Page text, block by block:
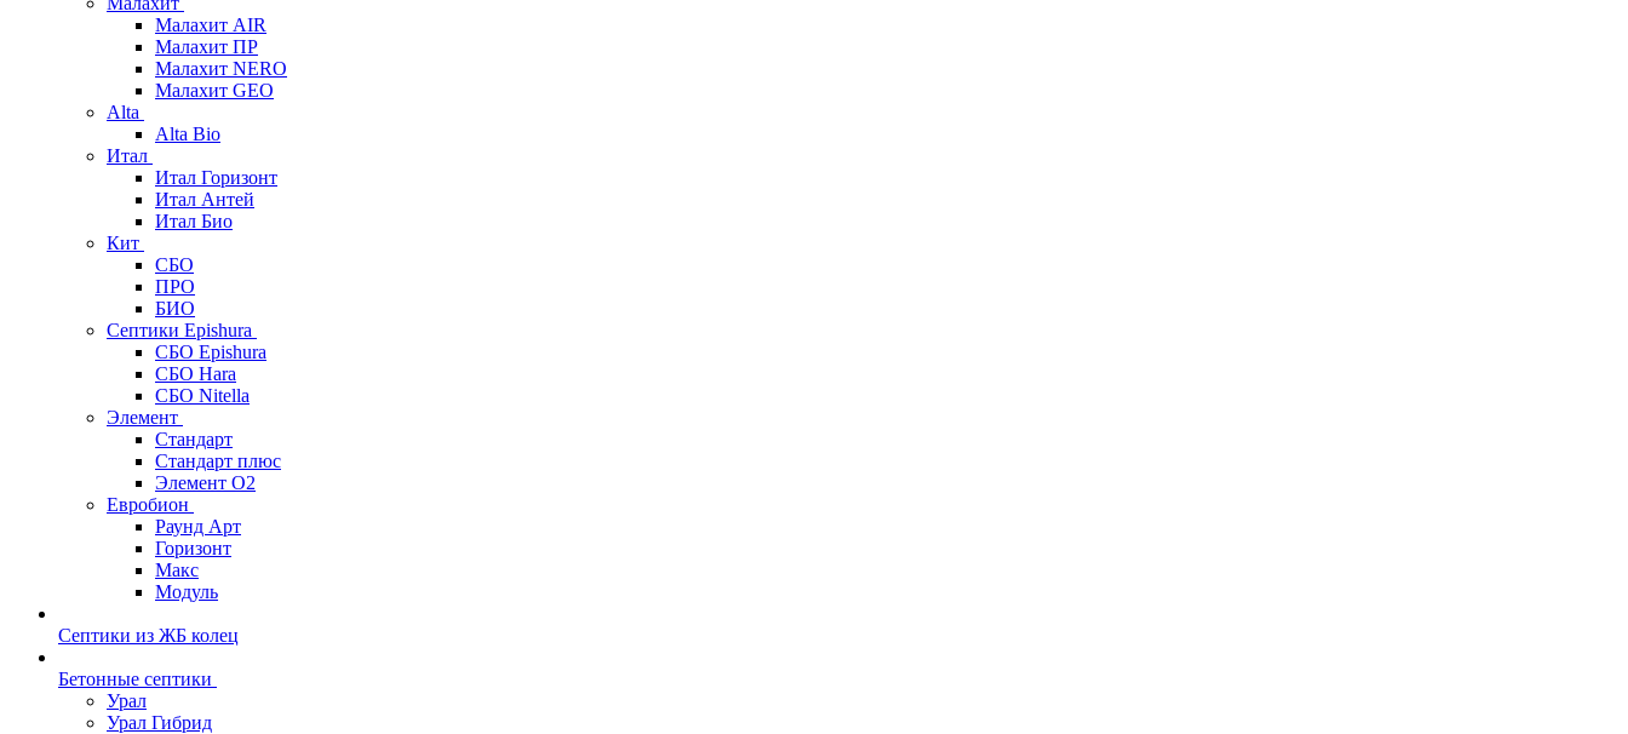
Малахит AIR
Малахит ПР
Малахит NERO
Малахит GEO
Alta
Alta Bio
Итал
Итал Горизонт
Итал Антей
Итал Био
Кит
СБО
ПРО
БИО
Септики Epishura
СБО Epishura
СБО Hara
СБО Nitella
Элемент
Стандарт
Стандарт плюс
Элемент О2
Евробион
Раунд Арт
Горизонт
Макс
Модуль
Септики из ЖБ колец
Бетонные септики
Урал
Урал Гибрид